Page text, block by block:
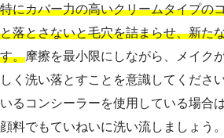
特にカバー力の高いクリームタイプの
と落とさないと毛穴を詰まらせ、新た
す。摩擦を最小限にしながら、メイク
しく洗い落とすことを意識してくださ
いるコンシーラーを使用している場合
顔料でもていねいに洗い流しましょう。